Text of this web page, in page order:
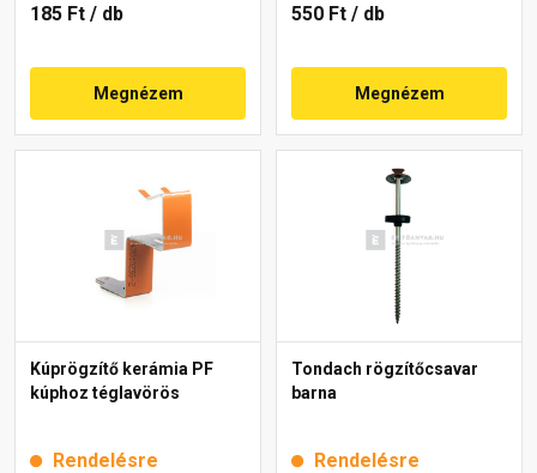
185 Ft / db
Megnézem
550 Ft / db
Megnézem
Kúprögzítő kerámia PF
kúphoz téglavörös
Rendelésre
Tondach rögzítőcsavar
barna
Rendelésre